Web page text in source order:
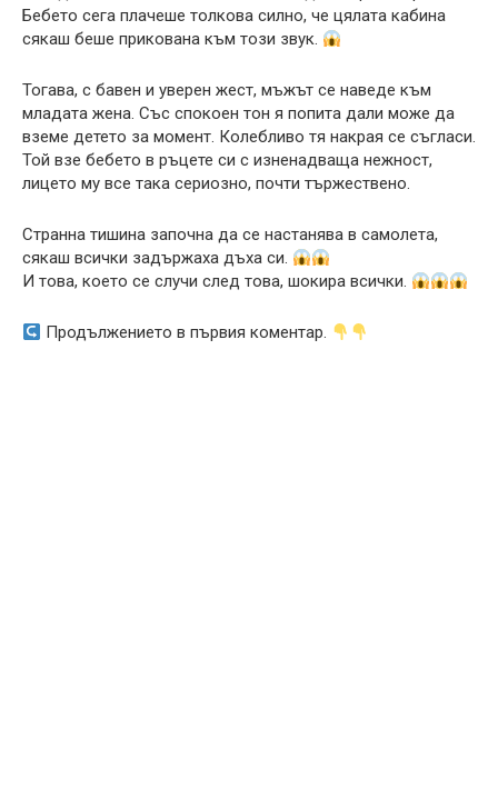
Бебето сега плачеше толкова силно, че цялата кабина
сякаш беше прикована към този звук.
Тогава, с бавен и уверен жест, мъжът се наведе към
младата жена. Със спокоен тон я попита дали може да
вземе детето за момент. Колебливо тя накрая се съгласи.
Той взе бебето в ръцете си с изненадваща нежност,
лицето му все така сериозно, почти тържествено.
Странна тишина започна да се настанява в самолета,
сякаш всички задържаха дъха си.
И това, което се случи след това, шокира всички.
Продължението в първия коментар.